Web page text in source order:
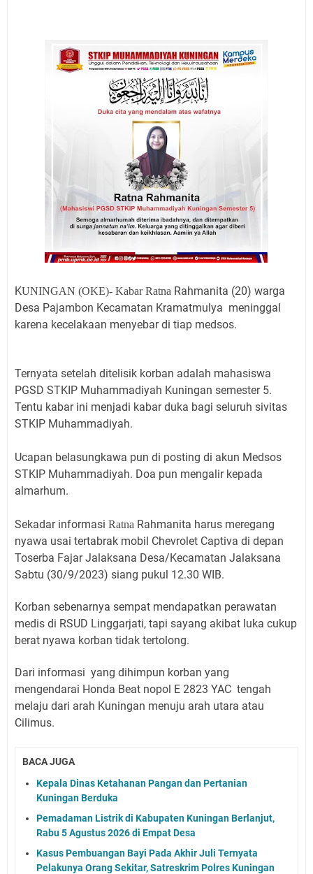
Warga Mulai Kesulitan Air Bersih Akibat Kekeringan,
Polres Kuningan dan PAM Tirta Kamuning Salurakan
12 Ribu Liter
Uniku Jadi Tuan Rumah Pendampingan Penyusunan
Dokumen SPMI
Sudahkah Kita Merdeka Dari Hawa Nafsu?
Info Sembako di Pasar Kepuh Kuningan Kamis 6
Agustus 2026, Daging Naik, Telur Turun
Agenda Kegiatan Bupati Kuningan Jumat 7 Agustus
2026 Ada Tiga, Tapi yang Bakal Dihadiri Hanya Satu
Ini Empat Lokasi Samsat Keliling Kuningan Jumat 7
KUNINGAN (OKE)- KabarRatna Rahmanita (20) warga
Desa Pajambon Kecamatan Kramatmulya meninggal
karena kecelakaan menyebar di tiap medsos.
Ternyata setelah ditelisik korban adalah mahasiswa
PGSD STKIP Muhammadiyah Kuningan semester 5.
Tentu kabar ini menjadi kabar duka bagi seluruh sivitas
STKIP Muhammadiyah.
Ucapan belasungkawa pun di posting di akun Medsos
STKIP Muhammadiyah. Doa pun mengalir kepada
almarhum.
Sekadar informasi Ratna Rahmanita harus meregang
nyawa usai tertabrak mobil Chevrolet Captiva di depan
Toserba Fajar Jalaksana Desa/Kecamatan Jalaksana
Sabtu (30/9/2023) siang pukul 12.30 WIB.
Korban sebenarnya sempat mendapatkan perawatan
medis di RSUD Linggarjati, tapi sayang akibat luka cukup
berat nyawa korban tidak tertolong.
Dari informasi yang dihimpun korban yang
mengendarai Honda Beat nopol E 2823 YAC tengah
melaju dari arah Kuningan menuju arah utara atau
Cilimus.
BACA JUGA
Kepala Dinas Ketahanan Pangan dan Pertanian
Kuningan Berduka
Pemadaman Listrik di Kabupaten Kuningan Berlanjut,
Rabu 5 Agustus 2026 di Empat Desa
Kasus Pembuangan Bayi Pada Akhir Juli Ternyata
Pelakunya Orang Sekitar, Satreskrim Polres Kuningan